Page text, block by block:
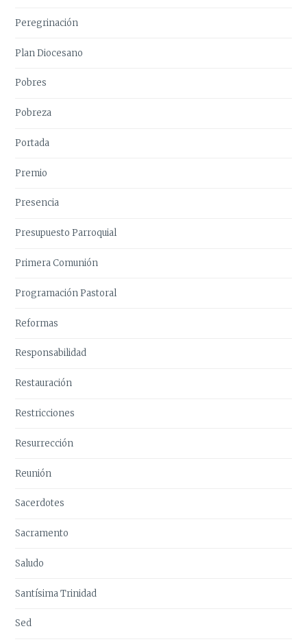
Peregrinación
Plan Diocesano
Pobres
Pobreza
Portada
Premio
Presencia
Presupuesto Parroquial
Primera Comunión
Programación Pastoral
Reformas
Responsabilidad
Restauración
Restricciones
Resurrección
Reunión
Sacerdotes
Sacramento
Saludo
Santísima Trinidad
Sed